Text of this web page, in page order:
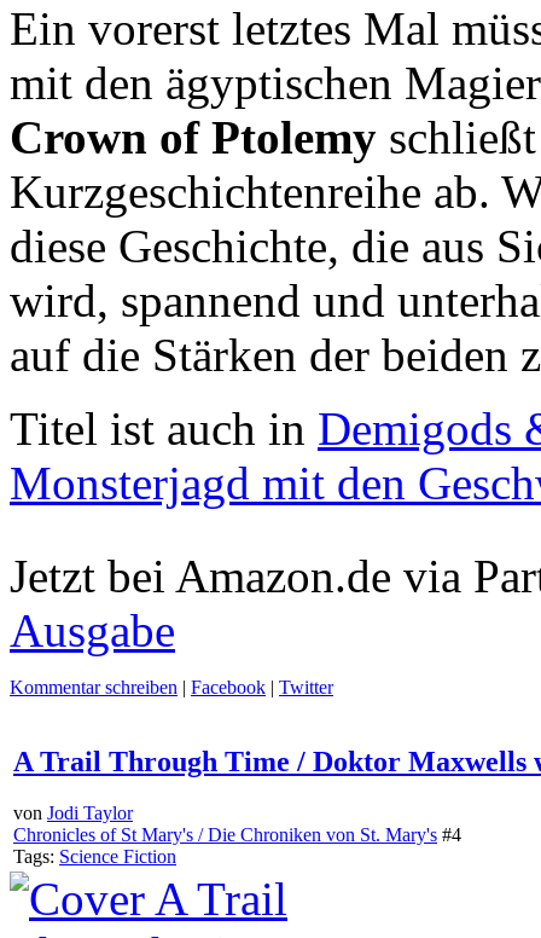
Ein vorerst letztes Mal
mit den ägyptischen
Crown of Ptolemy
Kurzgeschichtenreihe ab.
diese Geschichte, die aus
wird, spannend und
auf die Stärken der beiden
Titel ist auch in Demigods
Monsterjagd mit den
Jetzt bei Amazon.de via
Ausgabe
Kommentar schreiben | Facebook | Twitter
A Trail Through Time / Doktor Maxwells
von Jodi Taylor
Chronicles of St Mary's / Die Chroniken von St. Mary's #4
Tags: Science Fiction